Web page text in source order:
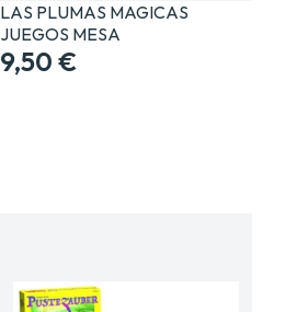
LAS PLUMAS MAGICAS
JUEGOS MESA
9,50 €